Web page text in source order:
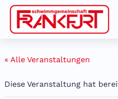
Zum
Inhalt
springen
« Alle Veranstaltungen
Diese Veranstaltung hat